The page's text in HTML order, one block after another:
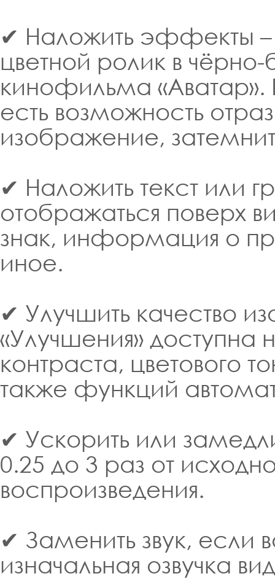
✔ Наложить эффекты
цветной ролик в
кинофильма «Аватар».
есть возможность
изображение,
✔ Наложить текст или
отображаться поверх
знак, информация о
иное.
✔ Улучшить качество
«Улучшения» доступна
контраста, цветового
также функций
✔ Ускорить или
0.25 до 3 раз от
воспроизведения.
✔ Заменить звук, если
изначальная озвучка